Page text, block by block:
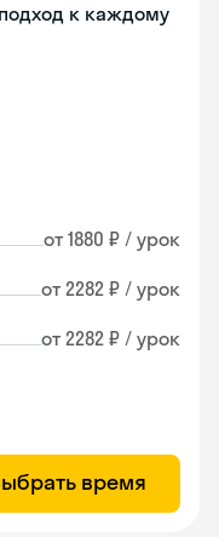
к каждому
от 1880 ₽ / урок
от 2282 ₽ / урок
от 2282 ₽ / урок
время